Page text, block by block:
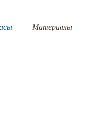
Материалы